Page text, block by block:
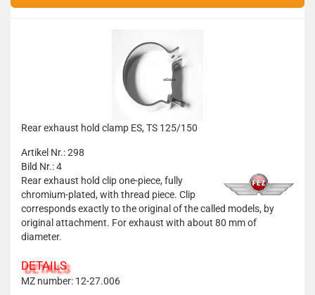
Rear exhaust hold clamp ES, TS 125/150
Artikel Nr.: 298
Bild Nr.: 4
Rear exhaust hold clip one-piece, fully
chromium-plated, with thread piece. Clip
corresponds exactly to the original of the called models, by
original attachment. For exhaust with about 80 mm of
diameter.
DETAILS
MZ number: 12-27.006